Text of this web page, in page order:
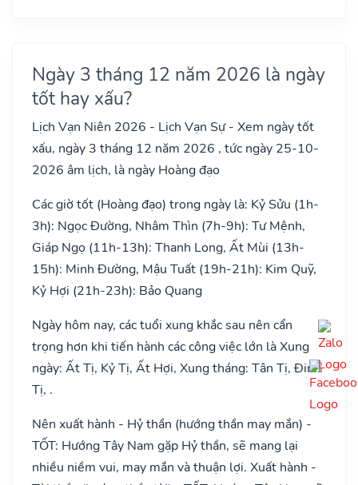
Ngày 3 tháng 12 năm 2026 là ngày
tốt hay xấu?
Lịch Vạn Niên 2026 - Lịch Vạn Sự - Xem ngày tốt
xấu, ngày 3 tháng 12 năm 2026 , tức ngày 25-10-
2026 âm lịch, là ngày Hoàng đạo
Các giờ tốt (Hoàng đạo) trong ngày là: Kỷ Sửu (1h-
3h): Ngọc Đường, Nhâm Thìn (7h-9h): Tư Mệnh,
Giáp Ngọ (11h-13h): Thanh Long, Ất Mùi (13h-
15h): Minh Đường, Mậu Tuất (19h-21h): Kim Quỹ,
Kỷ Hợi (21h-23h): Bảo Quang
Ngày hôm nay, các tuổi xung khắc sau nên cẩn
trọng hơn khi tiến hành các công việc lớn là Xung
ngày: Ất Tị, Kỷ Tị, Ất Hợi, Xung tháng: Tân Tị, Đinh
Tị, .
Nên xuất hành - Hỷ thần (hướng thần may mắn) -
TỐT: Hướng Tây Nam gặp Hỷ thần, sẽ mang lại
nhiều niềm vui, may mắn và thuận lợi. Xuất hành -